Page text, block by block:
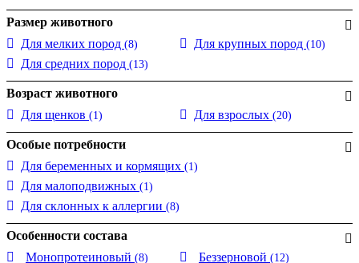
Размер животного
Для мелких пород (8)
Для средних пород (13)
Для крупных пород (10)
Возраст животного
Для щенков (1) Для взрослых (20)
Особые потребности
Для беременных и кормящих (1)
Для малоподвижных (1)
Для склонных к аллергии (8)
Особенности состава
Монопротеиновый (8) Беззерновой (12)